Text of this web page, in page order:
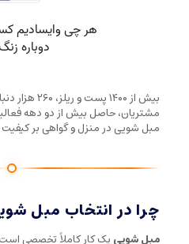
بیش از ۱۴۰۰
مشتریان، حاصل بیش از دو دهه
مبل شویی در منزل و گواهی بر
چرا در انتخاب مبل
مبل شویی یک کار کاملاً تخصصی است